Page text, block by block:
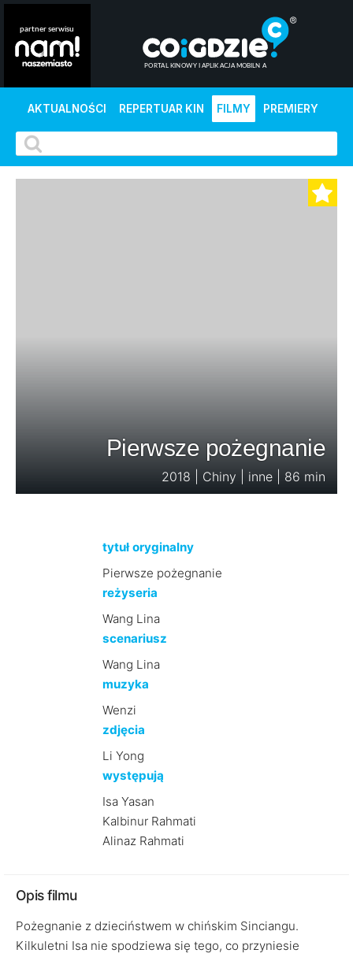
AKTUALNOŚCI REPERTUAR KIN FILMY PREMIERY
Pierwsze pożegnanie
2018 | Chiny | inne | 86 min
tytuł oryginalny
Pierwsze pożegnanie
reżyseria
Wang Lina
scenariusz
Wang Lina
muzyka
Wenzi
zdjęcia
Li Yong
występują
Isa Yasan
Kalbinur Rahmati
Alinaz Rahmati
Opis filmu
Pożegnanie z dzieciństwem w chińskim Sinciangu.
Kilkuletni Isa nie spodziewa się tego, co przyniesie